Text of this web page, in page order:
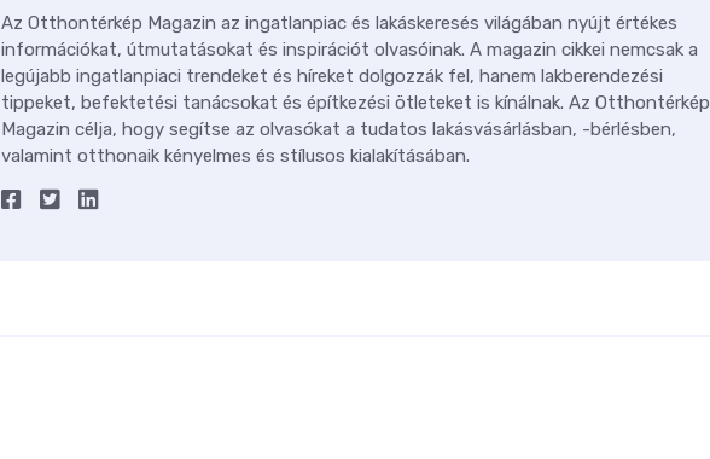
Az Otthontérkép Magazin az ingatlanpiac és lakáskeresés világában nyújt értékes
információkat, útmutatásokat és inspirációt olvasóinak. A magazin cikkei nemcsak a
legújabb ingatlanpiaci trendeket és híreket dolgozzák fel, hanem lakberendezési
tippeket, befektetési tanácsokat és építkezési ötleteket is kínálnak. Az Otthontérkép
Magazin célja, hogy segítse az olvasókat a tudatos lakásvásárlásban, -bérlésben,
valamint otthonaik kényelmes és stílusos kialakításában.